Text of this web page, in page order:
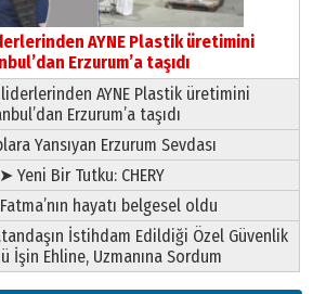
Sekmen’den Erzurum’a
proje daha!
2026 Pazar
AYNE Plastik üretimini
Erzurum’a taşıdı
AYNE Plastik üretimini
Erzurum’a taşıdı
Yansıyan Erzurum Sevdası
➤ Yeni Bir Tutku: CHERY
hayatı belgesel oldu
İstihdam Edildiği Özel Güvenlik
İşin Ehline, Uzmanına Sordum